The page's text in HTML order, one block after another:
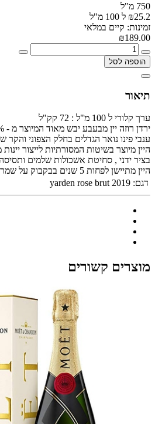
750 מ"ל
₪25.2 ל 100 מ"ל
זמינות: קיים במלאי
₪189.00
הוספה לסל
תיאור
ערך קלורי ל 100 מ"ל : 72 קק"ל
ענבי פינו נואר הגדלים בחלק הצפוני והקר
היין מיוצר בשיטות המסורתיות לייצור
בציר ידני , סחיטת אשכולות שלמים
היין מתיישן לפחות 5 שנים בבקבוק על שמרי טיראז.
דגם: yarden rose brut 2019
מוצרים קשורים